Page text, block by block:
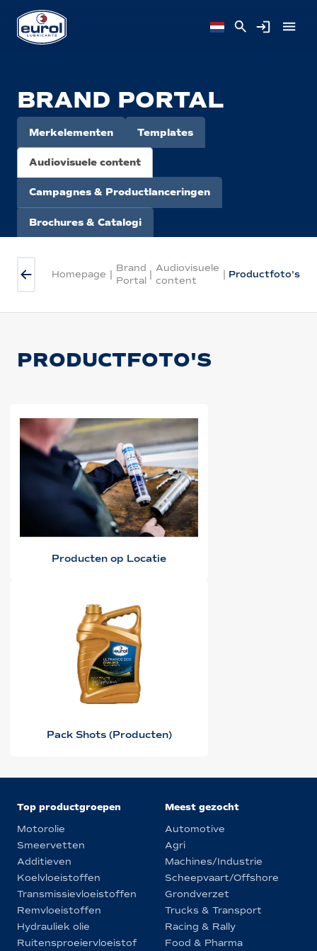
BRAND PORTAL
Merkelementen Templates
Audiovisuele content
Campagnes & Productlanceringen
Brochures & Catalogi
Homepage |
Brand
Portal
|
Audiovisuele
content
| Productfoto's
PRODUCTFOTO'S
Producten op Locatie
Pack Shots (Producten)
Top productgroepen
Motorolie
Smeervetten
Additieven
Koelvloeistoffen
Transmissievloeistoffen
Remvloeistoffen
Hydrauliek olie
Ruitensproeiervloeistof
Meest gezocht
Automotive
Agri
Machines/Industrie
Scheepvaart/Offshore
Grondverzet
Trucks & Transport
Racing & Rally
Food & Pharma